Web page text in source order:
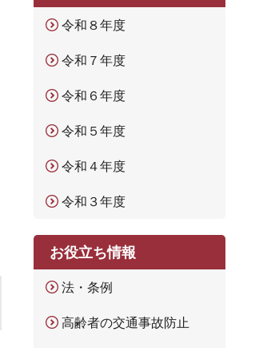
令和８年度
令和７年度
令和６年度
令和５年度
令和４年度
令和３年度
お役立ち情報
法・条例
高齢者の交通事故防止